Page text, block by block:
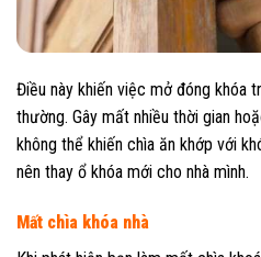
Điều này khiến việc mở đóng khóa
thường. Gây mất nhiều thời gian
không thể khiến chìa ăn khớp với
nên thay ổ khóa mới cho nhà mình.
Mất chìa khóa nhà